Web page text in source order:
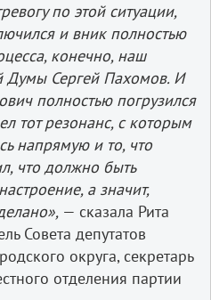
по этой ситуации,
и вник полностью
конечно, наш
Думы Сергей Пахомов. И
полностью погрузился
тот резонанс, с которым
напрямую и то, что
что должно быть
а значит,
— сказала Рита
Совета депутатов
округа, секретарь
отделения партии